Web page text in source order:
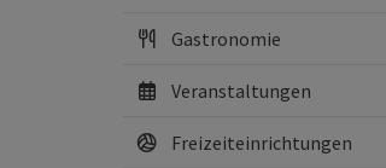
Gastronomie
Veranstaltungen
Freizeiteinrichtungen